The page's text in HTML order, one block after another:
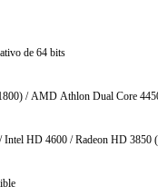
de 64 bits
/ AMD Athlon Dual Core
HD 4600 / Radeon HD 3850